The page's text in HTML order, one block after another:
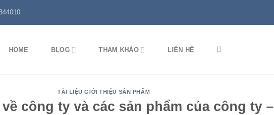
HOME BLOG THAM KHẢO LIÊN HỆ
TÀI LIỆU GIỚI THIỆU SẢN PHẨM
công ty và các sản phẩm của công ty –